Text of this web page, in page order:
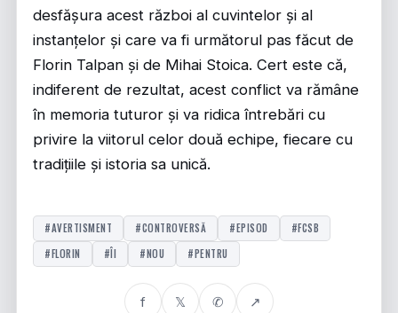
desfășura acest război al cuvintelor și al
instanțelor și care va fi următorul pas făcut de
Florin Talpan și de Mihai Stoica. Cert este că,
indiferent de rezultat, acest conflict va rămâne
în memoria tuturor și va ridica întrebări cu
privire la viitorul celor două echipe, fiecare cu
tradițiile și istoria sa unică.
#AVERTISMENT #CONTROVERSĂ #EPISOD
#FCSB
#FLORIN
#ÎI #NOU #PENTRU
f 𝕏 ✆ ↗